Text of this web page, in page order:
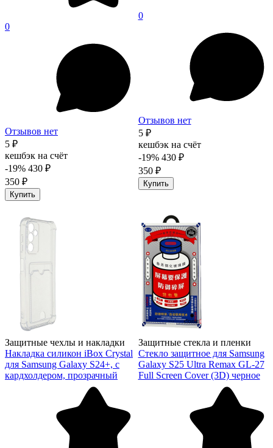
0
Отзывов нет
5 ₽
кешбэк на счёт
-19% 430 ₽
350 ₽
Купить
0
Отзывов нет
5 ₽
кешбэк на счёт
-19% 430 ₽
350 ₽
Купить
Защитные чехлы и накладки
Накладка силикон iBox Crystal
для Samsung Galaxy S24+, с
кардхолдером, прозрачный
Защитные стекла и пленки
Стекло защитное для Samsung
Galaxy S25 Ultra Remax GL-27
Full Screen Cover (3D) черное